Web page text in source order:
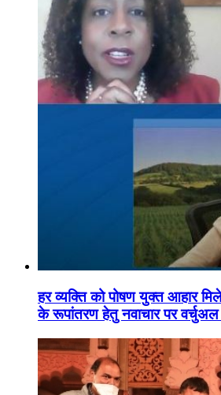
हर व्यक्ति को पोषण युक्त आहार
के रूपांतरण हेतु नवाचार पर